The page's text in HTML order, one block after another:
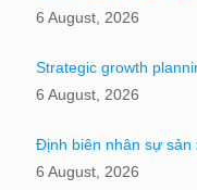
6 August, 2026
Strategic growth
6 August, 2026
Định biên nhân sự sản
6 August, 2026